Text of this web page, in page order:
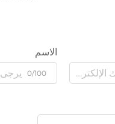
الاسم
0/100